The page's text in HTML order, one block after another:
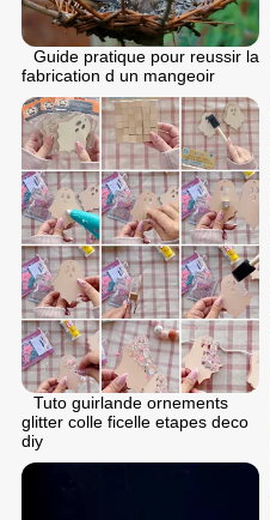
Guide pratique pour reussir la
fabrication d un mangeoir
Tuto guirlande ornements
glitter colle ficelle etapes deco
diy